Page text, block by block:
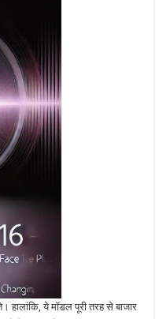
ये मॉडल पूरी तरह से बाजार